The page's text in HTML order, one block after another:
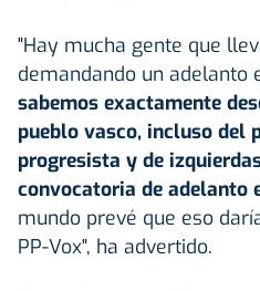
"Hay mucha gente que
demandando un adelanto
sabemos exactamente
pueblo vasco, incluso del
progresista y de
convocatoria de adelanto
mundo prevé que eso
PP-Vox", ha advertido.